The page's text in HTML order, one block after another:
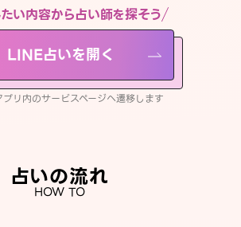
い内容から占い師を探そう
LINE占いを開く
リ内のサービスページへ遷移します
占いの流れ
HOW TO